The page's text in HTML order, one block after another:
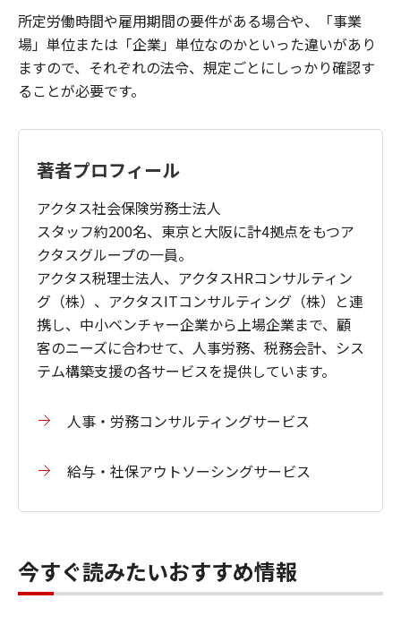
所定労働時間や雇用期間の要件がある場合や、「事業
場」単位または「企業」単位なのかといった違いがあり
ますので、それぞれの法令、規定ごとにしっかり確認す
ることが必要です。
著者プロフィール
アクタス社会保険労務士法人
スタッフ約200名、東京と大阪に計4拠点をもつア
クタスグループの一員。
アクタス税理士法人、アクタスHRコンサルティン
グ（株）、アクタスITコンサルティング（株）と連
携し、中小ベンチャー企業から上場企業まで、顧
客のニーズに合わせて、人事労務、税務会計、シス
テム構築支援の各サービスを提供しています。
人事・労務コンサルティングサービス
給与・社保アウトソーシングサービス
今すぐ読みたいおすすめ情報